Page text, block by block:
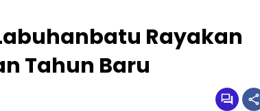
Rayakan
Tahun Baru